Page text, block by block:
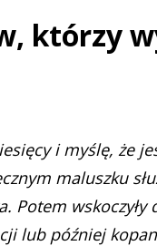
którzy
i myślę, że
maluszku
Potem
lub później